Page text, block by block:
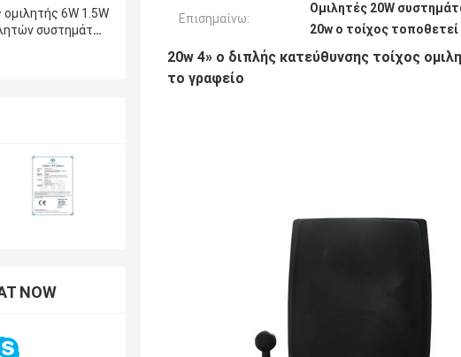
6W 1.5W
συστημάτων
NOW
Επισημαίνω:
Ομιλητές 20W
20w ο τοίχος
20w 4» ο διπλής κατεύθυνσης τοίχος
το γραφείο